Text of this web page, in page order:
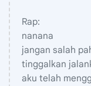
Rap:
nanana
jangan salah
tinggalkan
aku telah